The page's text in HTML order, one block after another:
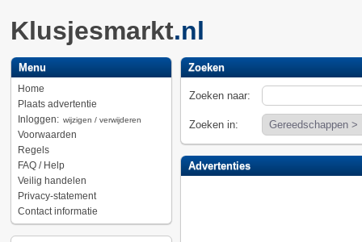
Klusjesmarkt.nl
Menu
Home
Plaats advertentie
Inloggen: wijzigen / verwijderen
Voorwaarden
Regels
FAQ / Help
Veilig handelen
Privacy-statement
Contact informatie
Zoeken
Zoeken naar:
Zoeken in:
Advertenties